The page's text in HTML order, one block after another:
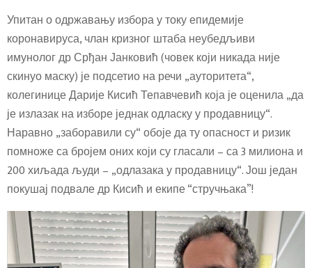
Упитан о одржавању избора у току епидемије
коронавируса, члан кризног штаба неубедљиви
имунолог др Срђан Јанковић (човек који никада није
скинуо маску) је подсетио на речи „ауторитета“,
колегинице Дарије Кисић Тепавчевић која је оценила „да
је излазак на изборе једнак одласку у продавницу“.
Наравно „заборавили су“ обоје да ту опасност и ризик
помноже са бројем оних који су гласали – са 3 милиона и
200 хиљада људи – „одлазака у продавницу“. Још један
покушај подвале др Кисић и екипе “стручњака”!